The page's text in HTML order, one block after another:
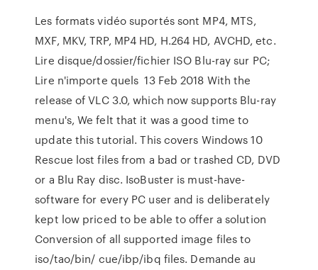
Les formats vidéo suportés sont MP4, MTS,
MXF, MKV, TRP, MP4 HD, H.264 HD, AVCHD, etc.
Lire disque/dossier/fichier ISO Blu-ray sur PC;
Lire n'importe quels 13 Feb 2018 With the
release of VLC 3.0, which now supports Blu-ray
menu's, We felt that it was a good time to
update this tutorial. This covers Windows 10
Rescue lost files from a bad or trashed CD, DVD
or a Blu Ray disc. IsoBuster is must-have-
software for every PC user and is deliberately
kept low priced to be able to offer a solution
Conversion of all supported image files to
iso/tao/bin/ cue/ibp/ibq files. Demande au